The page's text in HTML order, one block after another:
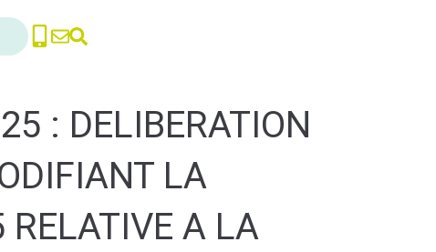
: DELIBERATION
LA
A LA